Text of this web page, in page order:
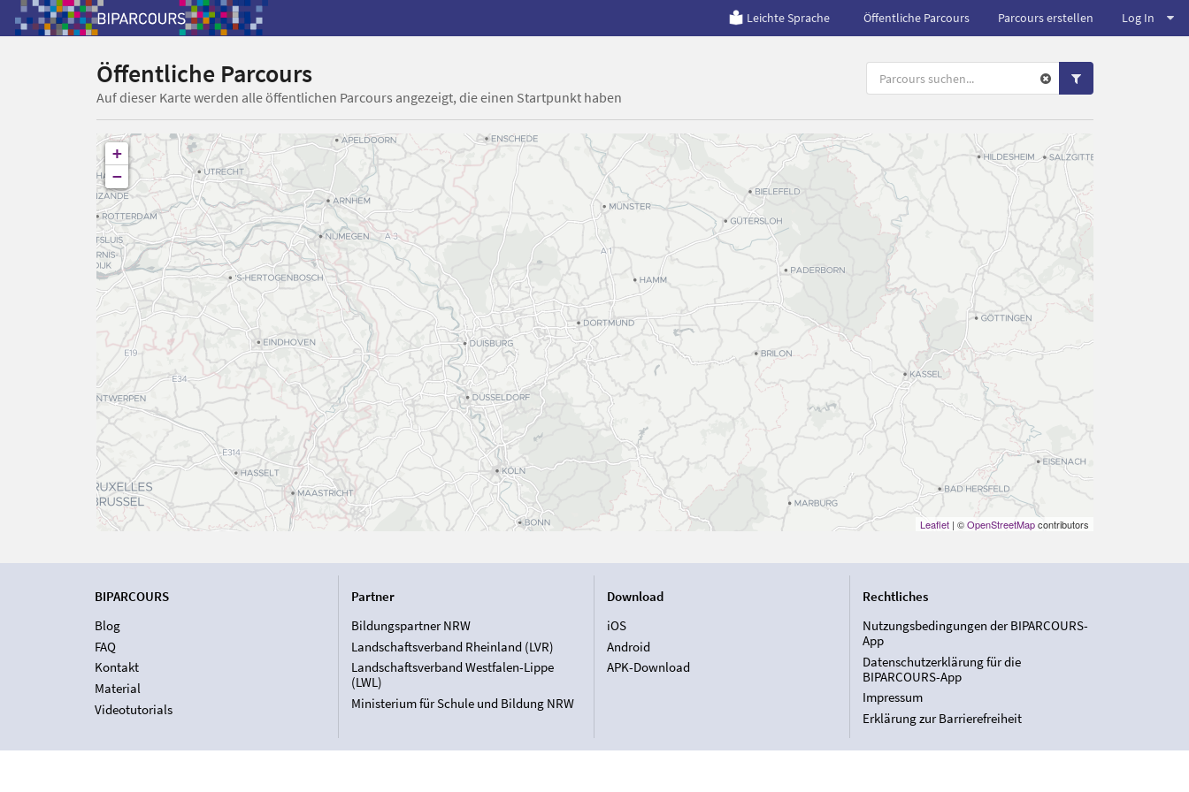
Leichte Sprache Öffentliche Parcours Parcours erstellen Log In
Öffentliche Parcours
Auf dieser Karte werden alle öffentlichen Parcours angezeigt, die einen Startpunkt haben
+
−
Leaflet| ©OpenStreetMapcontributors
BIPARCOURS
Blog
FAQ
Kontakt
Material
Videotutorials
Partner
Bildungspartner NRW
Landschaftsverband Rheinland (LVR)
Landschaftsverband Westfalen-Lippe
(LWL)
Ministerium für Schule und Bildung NRW
Download
iOS
Android
APK-Download
Rechtliches
Nutzungsbedingungen der BIPARCOURS-
App
Datenschutzerklärung für die
BIPARCOURS-App
Impressum
Erklärung zur Barrierefreiheit